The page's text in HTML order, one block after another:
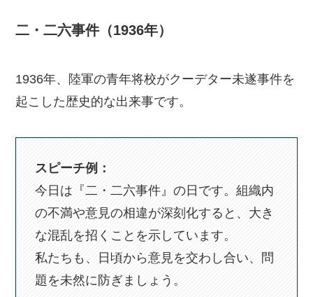
二・二六事件（1936年）
1936年、陸軍の青年将校がクーデター未遂事件を
起こした歴史的な出来事です。
スピーチ例：
今日は『二・二六事件』の日です。組織内
の不満や意見の相違が深刻化すると、大き
な混乱を招くことを示しています。
私たちも、日頃から意見を交わし合い、問
題を未然に防ぎましょう。